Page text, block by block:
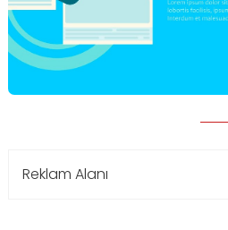
Reklam Alanı